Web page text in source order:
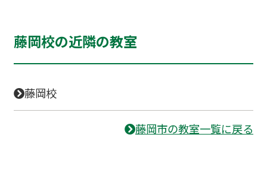
藤岡校の近隣の教室
藤岡校
藤岡市の教室一覧に戻る